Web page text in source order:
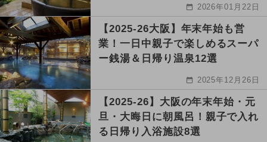
2026年01月22日
【2025-26大阪】年末年始も営
業！一日中親子で楽しめるスーパ
ー銭湯＆日帰り温泉12選
2025年12月26日
【2025-26】大阪の年末年始・元
旦・大晦日に朝風呂！親子で入れ
る日帰り入浴施設8選